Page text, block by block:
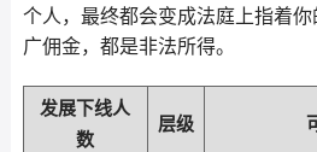
个人，最终都会变成法庭上指着
广佣金，都是非法所得。
发展下线人
数
层级